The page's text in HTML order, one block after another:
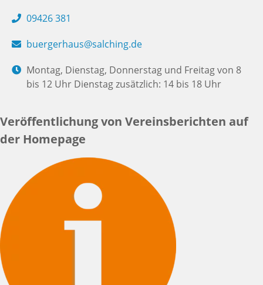
09426 381
buergerhaus@salching.de
Montag, Dienstag, Donnerstag und Freitag von 8
bis 12 Uhr Dienstag zusätzlich: 14 bis 18 Uhr
Veröffentlichung von Vereinsberichten auf
der Homepage